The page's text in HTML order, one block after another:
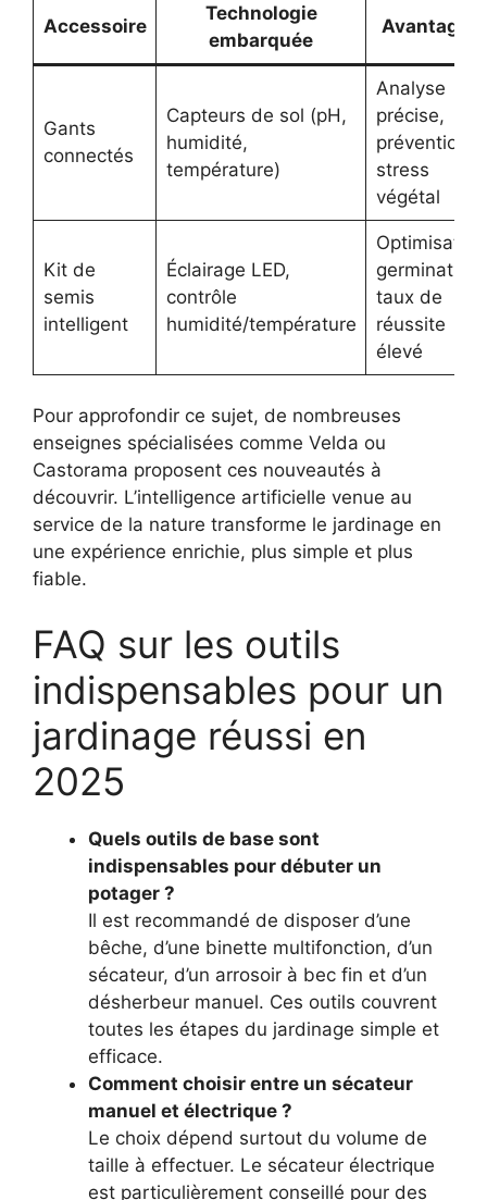
Accessoire
Technologie
embarquée
Avantages
Gants
connectés
Capteurs de sol (pH,
humidité,
température)
Analyse
précise,
prévention
stress
végétal
Kit de
semis
intelligent
Éclairage LED,
contrôle
humidité/température
Optimisation
germination,
taux de
réussite
élevé
Pour approfondir ce sujet, de nombreuses
enseignes spécialisées comme Velda ou
Castorama proposent ces nouveautés à
découvrir. L’intelligence artificielle venue au
service de la nature transforme le jardinage en
une expérience enrichie, plus simple et plus
fiable.
FAQ sur les outils
indispensables pour un
jardinage réussi en
2025
Quels outils de base sont
indispensables pour débuter un
potager ?
Il est recommandé de disposer d’une
bêche, d’une binette multifonction, d’un
sécateur, d’un arrosoir à bec fin et d’un
désherbeur manuel. Ces outils couvrent
toutes les étapes du jardinage simple et
efficace.
Comment choisir entre un sécateur
manuel et électrique ?
Le choix dépend surtout du volume de
taille à effectuer. Le sécateur électrique
est particulièrement conseillé pour des